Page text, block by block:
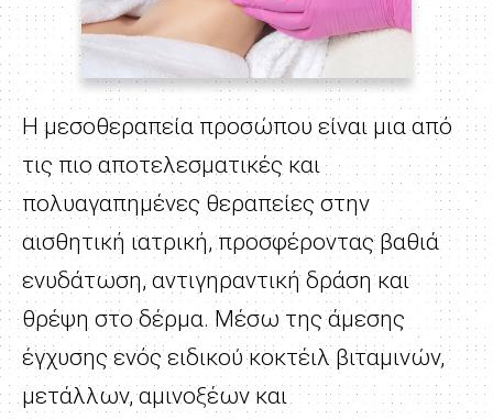
Η μεσοθεραπεία προσώπου είναι μια από
τις πιο αποτελεσματικές και
πολυαγαπημένες θεραπείες στην
αισθητική ιατρική, προσφέροντας βαθιά
ενυδάτωση, αντιγηραντική δράση και
θρέψη στο δέρμα. Μέσω της άμεσης
έγχυσης ενός ειδικού κοκτέιλ βιταμινών,
μετάλλων, αμινοξέων και